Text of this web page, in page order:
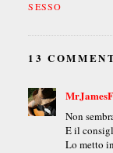
SESSO
13
Non
E il
Lo metto